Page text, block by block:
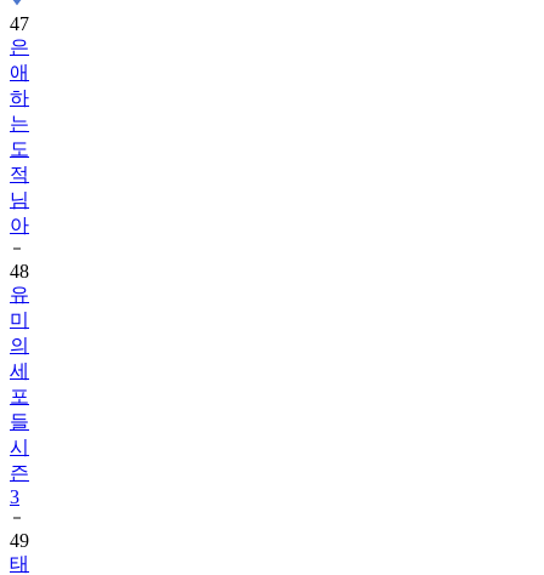
47
은
애
하
는
도
적
님
아
48
유
미
의
세
포
들
시
즌
3
49
태